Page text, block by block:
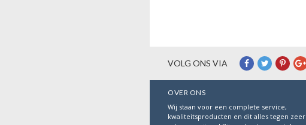
VOLG ONS VIA
OVER ONS
Wij staan voor een complete service,
kwaliteitsproducten en dit alles tegen zeer